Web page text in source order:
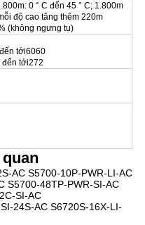
0 ° C đến 45 ° C; 1.800m
độ cao tăng thêm 220m
(không ngưng tụ)
tới6060
đến tới272
AC S5700-10P-PWR-LI-AC
S5700-48TP-PWR-SI-AC
SI-AC
24S-AC S6720S-16X-LI-